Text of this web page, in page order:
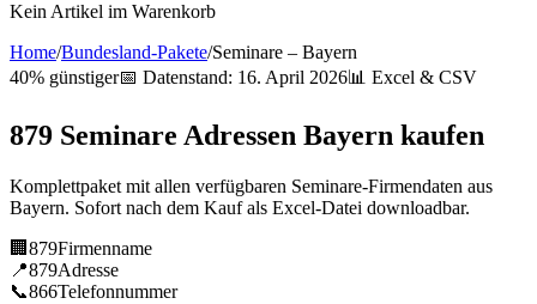
Kein Artikel im Warenkorb
Home/Bundesland-Pakete/Seminare – Bayern
40% günstiger📅 Datenstand: 16. April 2026📊 Excel & CSV
879 Seminare Adressen Bayern kaufen
Komplettpaket mit allen verfügbaren Seminare-Firmendaten aus
Bayern. Sofort nach dem Kauf als Excel-Datei downloadbar.
🏢 879Firmenname
📍879Adresse
📞866Telefonnummer